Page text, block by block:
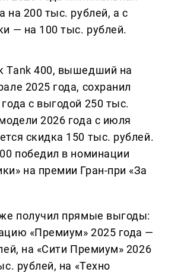
на 200 тыс. рублей, а с
— на 100 тыс. рублей.
Tank 400, вышедший на
2025 года, сохранил
с выгодой 250 тыс.
2026 года с июля
скидка 150 тыс. рублей.
победил в номинации
на премии Гран-при «За
получил прямые выгоды:
«Премиум» 2025 года —
на «Сити Премиум» 2026
рублей, на «Техно